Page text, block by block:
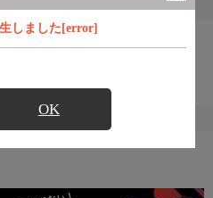
しました[error]
OK